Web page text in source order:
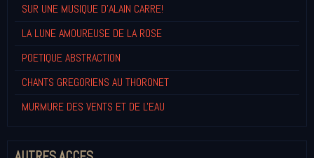
SUR UNE MUSIQUE D'ALAIN CARRE!
LA LUNE AMOUREUSE DE LA ROSE
POETIQUE ABSTRACTION
CHANTS GREGORIENS AU THORONET
MURMURE DES VENTS ET DE L'EAU